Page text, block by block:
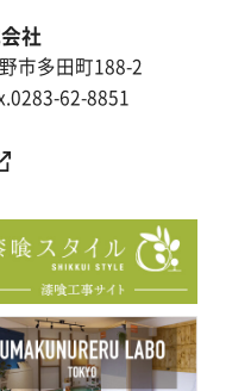
社
市多田町188-2
62-8851